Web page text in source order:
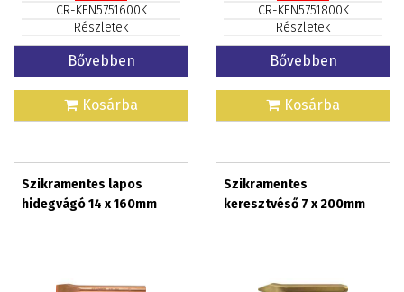
CR-KEN5751600K
Részletek
Bővebben
Kosárba
CR-KEN5751800K
Részletek
Bővebben
Kosárba
Szikramentes lapos
hidegvágó 14 x 160mm
Szikramentes
keresztvéső 7 x 200mm